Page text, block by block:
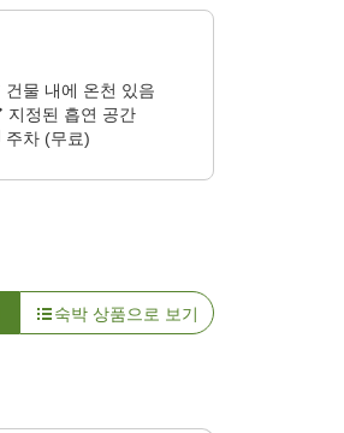
건물 내에 온천 있음
지정된 흡연 공간
주차 (무료)
숙박 상품으로 보기